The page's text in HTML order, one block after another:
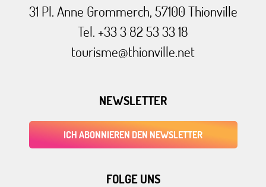
31 Pl. Anne Grommerch, 57100 Thionville
Tel. +33 3 82 53 33 18
tourisme@thionville.net
NEWSLETTER
ICH ABONNIEREN DEN NEWSLETTER
FOLGE UNS